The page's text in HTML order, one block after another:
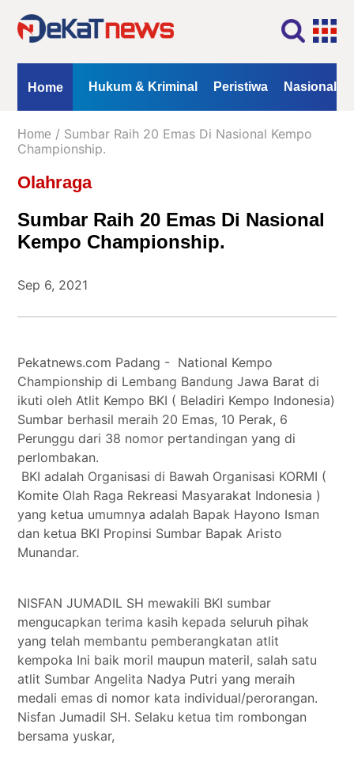
Home
Kanal
Berita
Hukum
Kriminal
Peristiwa
Daerah
Politik
Tokoh
Olahraga
Internasional
Opini
Opini Hukum & Kriminal Peristiwa Nasional
Home
Home / Sumbar Raih 20 Emas Di Nasional Kempo
Championship.
Olahraga
Sumbar Raih 20 Emas Di Nasional
Kempo Championship.
Sep 6, 2021
Pekatnews.com Padang - National Kempo
Championship di Lembang Bandung Jawa Barat di
ikuti oleh Atlit Kempo BKI ( Beladiri Kempo Indonesia)
Sumbar berhasil meraih 20 Emas, 10 Perak, 6
Perunggu dari 38 nomor pertandingan yang di
perlombakan.
BKI adalah Organisasi di Bawah Organisasi KORMI (
Komite Olah Raga Rekreasi Masyarakat Indonesia )
yang ketua umumnya adalah Bapak Hayono Isman
dan ketua BKI Propinsi Sumbar Bapak Aristo
Munandar.
NISFAN JUMADIL SH mewakili BKI sumbar
mengucapkan terima kasih kepada seluruh pihak
yang telah membantu pemberangkatan atlit
kempoka Ini baik moril maupun materil, salah satu
atlit Sumbar Angelita Nadya Putri yang meraih
medali emas di nomor kata individual/perorangan.
Nisfan Jumadil SH. Selaku ketua tim rombongan
bersama yuskar,